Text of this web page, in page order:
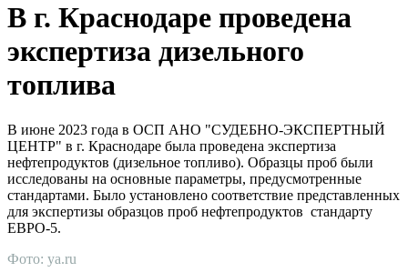
В г. Краснодаре проведена
экспертиза дизельного
топлива
В июне 2023 года в ОСП АНО "СУДЕБНО-ЭКСПЕРТНЫЙ
ЦЕНТР" в г. Краснодаре была проведена экспертиза
нефтепродуктов (дизельное топливо). Образцы проб были
исследованы на основные параметры, предусмотренные
стандартами. Было установлено соответствие представленных
для экспертизы образцов проб нефтепродуктов стандарту
ЕВРО-5.
Фото: ya.ru